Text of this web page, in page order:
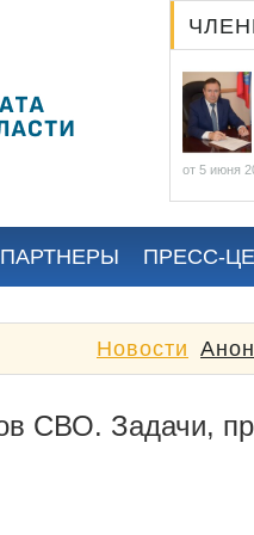
(Мстислав)
Валерианович
Избран местными
от 5 июня
ПРЕСС-
Новости
СВО. Задачи,